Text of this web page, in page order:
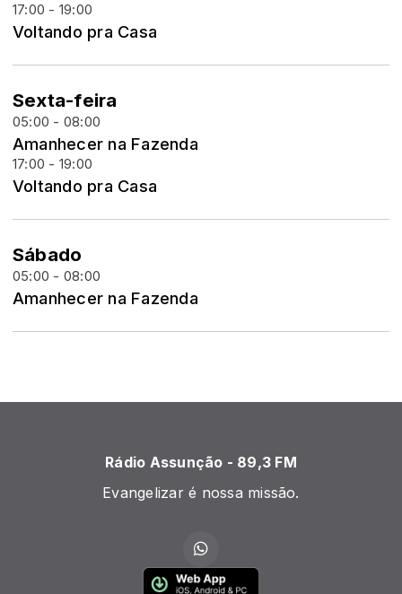
17:00 - 19:00
Voltando pra Casa
Sexta-feira
05:00 - 08:00
Amanhecer na Fazenda
17:00 - 19:00
Voltando pra Casa
Sábado
05:00 - 08:00
Amanhecer na Fazenda
Rádio Assunção - 89,3 FM
Evangelizar é nossa missão.